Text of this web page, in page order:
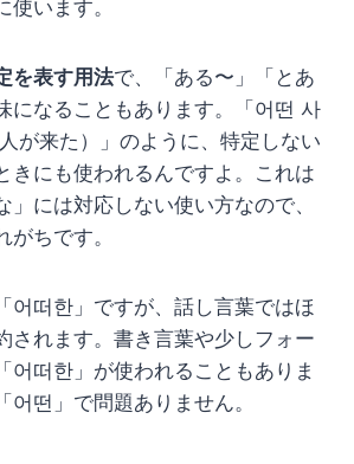
使います。
を表す用法で、「ある〜」「とあ
になることもあります。「어떤 사
が来た）」のように、特定しない
きにも使われるんですよ。これは
」には対応しない使い方なので、
ちです。
어떠한」ですが、話し言葉ではほ
されます。書き言葉や少しフォー
어떠한」が使われることもありま
어떤」で問題ありません。